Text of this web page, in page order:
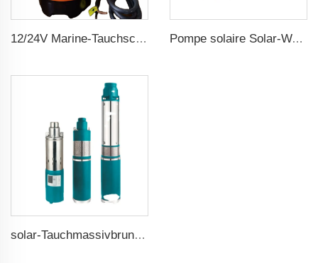
12/24V Marine-Tauchschiffswasserpumpe Pompe solaire Solar-Wasserpumpe
solar-Tauchmassivbrunnenpumpen